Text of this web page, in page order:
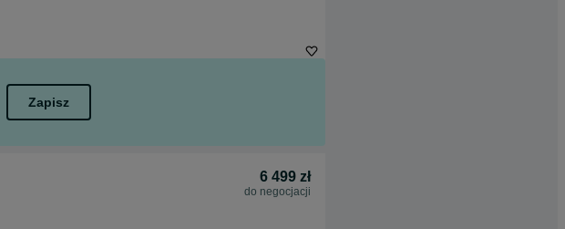
Zapisz
6 499 zł
do negocjacji